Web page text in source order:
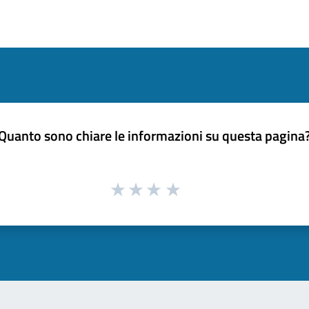
sono chiare le informazioni su questa